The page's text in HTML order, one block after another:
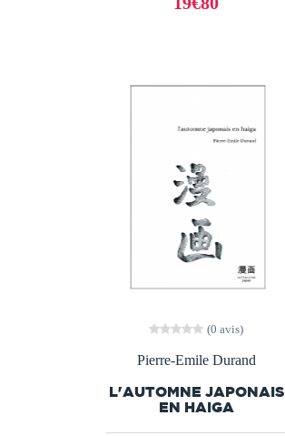
(0 avis)
Pierre-Emile Durand
L'AUTOMNE JAPONAIS
EN HAIGA